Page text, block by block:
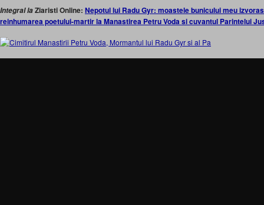
Integral laZiaristi Online: Nepotul lui Radu Gyr: moastele bunicului meu
reinhumarea poetului-martir la Manastirea Petru Voda si cuvantul Parintelui